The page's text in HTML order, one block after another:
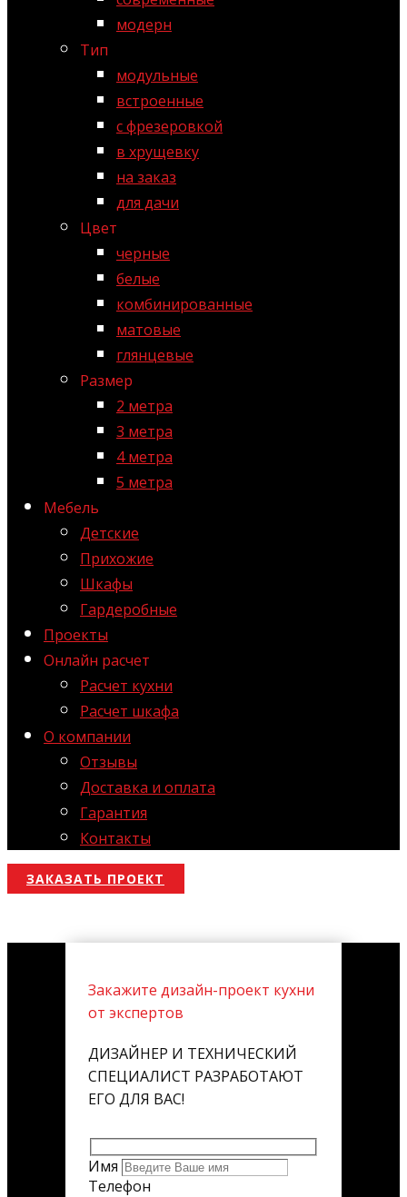
модерн
Тип
модульные
встроенные
с фрезеровкой
в хрущевку
на заказ
для дачи
Цвет
черные
белые
комбинированные
матовые
глянцевые
Размер
2 метра
3 метра
4 метра
5 метра
Мебель
Детские
Прихожие
Шкафы
Гардеробные
Проекты
Онлайн расчет
Расчет кухни
Расчет шкафа
О компании
Отзывы
Доставка и оплата
Гарантия
Контакты
ЗАКАЗАТЬ ПРОЕКТ
Закажите дизайн-проект кухни
от экспертов
ДИЗАЙНЕР И ТЕХНИЧЕСКИЙ
СПЕЦИАЛИСТ РАЗРАБОТАЮТ
ЕГО ДЛЯ ВАС!
Имя
Телефон